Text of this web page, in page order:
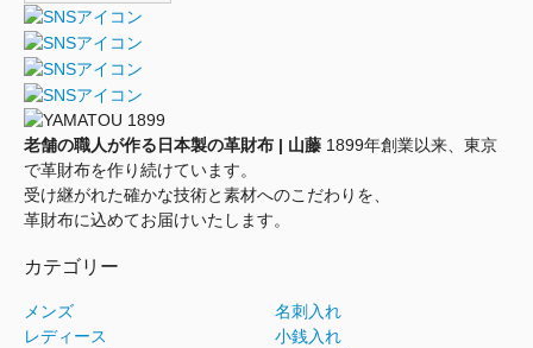
老舗の職人が作る日本製の革財布 | 山藤 1899年創業以来、東京
で革財布を作り続けています。
受け継がれた確かな技術と素材へのこだわりを、
革財布に込めてお届けいたします。
カテゴリー
メンズ
レディース
名刺入れ
小銭入れ